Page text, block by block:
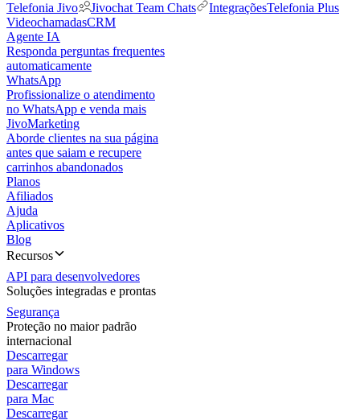
Telefonia Jivo
Jivochat Team Chats IntegraçõesTelefonia Plus
VideochamadasCRM
Agente IA
Responda perguntas frequentes
automaticamente
WhatsApp
Profissionalize o atendimento
no WhatsApp e venda mais
JivoMarketing
Aborde clientes na sua página
antes que saiam e recupere
carrinhos abandonados
Planos
Afiliados
Ajuda
Aplicativos
Blog
Recursos
API para desenvolvedores
Soluções integradas e prontas
Segurança
Proteção no maior padrão
internacional
Descarregar
para Windows
Descarregar
para Mac
Descarregar